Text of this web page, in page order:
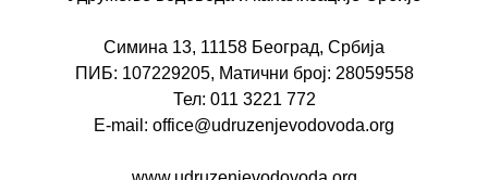
Симина 13, 11158 Београд, Србија
ПИБ: 107229205, Матични број: 28059558
Тел: 011 3221 772
E-mail: office@udruzenjevodovoda.org